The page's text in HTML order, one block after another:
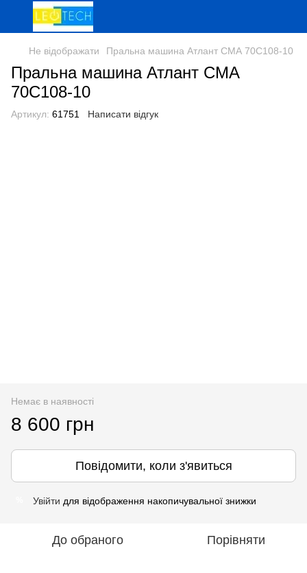
Не відображати Пральна машина Атлант СМА 70С108-10
Пральна машина Атлант СМА
70С108-10
Артикул: 61751 Написати відгук
Немає в наявності
8 600 грн
Повідомити, коли з'явиться
Увійти для відображення накопичувальної знижки
До обраного Порівняти